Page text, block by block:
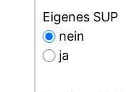
Eigenes SUP
nein
ja